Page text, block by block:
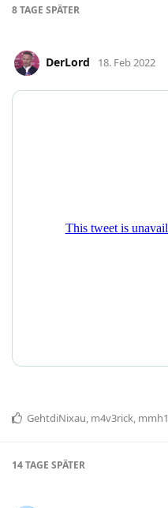
8 TAGE SPÄTER
DerLord 18. Feb 2022
GehtdiNixau, m4v3rick, mmh1
14 TAGE SPÄTER